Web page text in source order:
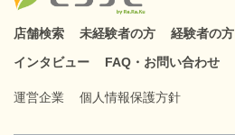
店舗検索 未経験者の方 経験者の方
インタビュー
FAQ・お問い合わせ
運営企業 個人情報保護方針